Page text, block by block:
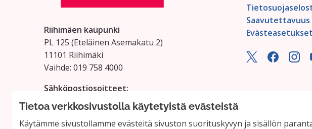
Tietoa verkkosivustolla käytetyistä evästeistä
Käytämme sivustollamme evästeitä sivuston suorituskyvyn ja sisällön
Riihimäen kaupunki
PL 125 (Eteläinen Asemakatu 2)
11101 Riihimäki
Vaihde: 019 758 4000
Sähköpostiosoitteet:
etunimi.sukunimi@riihimaki.fi
Saavutettavuus
Evästeasetukset